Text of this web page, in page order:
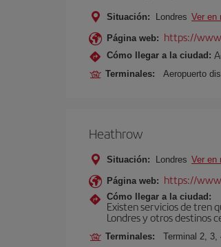
Situación: Londres Ver en
Página web: https://
Cómo llegar a la ciudad:
Terminales: Aeropuerto
Heathrow
Situación: Londres Ver en
Página web: https://
Cómo llegar a la ciudad:
Existen servicios de tren
Londres y otros destinos
Terminales: Terminal 2, 3,